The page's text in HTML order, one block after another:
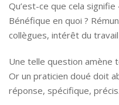
Qu’est-ce que cela
Bénéfique en quoi ?
collègues, intérêt du travail
Une telle question amène
Or un praticien doué doit
réponse, spécifique,